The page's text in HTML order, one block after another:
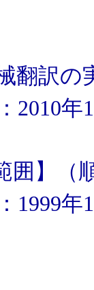
訳の
年1
】（
年1月